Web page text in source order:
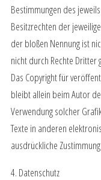
Bestimmungen des
Besitzrechten der
der bloßen Nennung ist
nicht durch Rechte Dritter
Das Copyright für
bleibt allein beim Autor
Verwendung solcher
Texte in anderen
ausdrückliche
4. Datenschutz